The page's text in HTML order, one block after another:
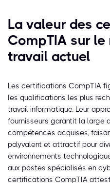
La valeur des
CompTIA sur le
travail actuel
Les certifications CompTIA
les qualifications les plus
travail informatique. Leur
fournisseurs garantit la large
compétences acquises,
polyvalent et attractif pour
environnements
aux postes spécialisés en
certifications CompTIA